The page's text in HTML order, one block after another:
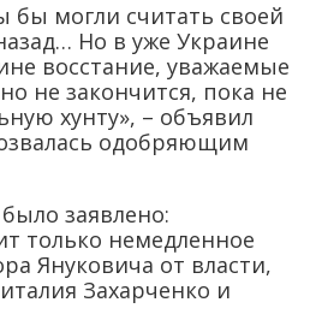
бы могли считать своей
Но в уже Украине
восстание, уважаемые
не закончится, пока не
хунту», – объявил
одобряющим
заявлено:
только немедленное
Януковича от власти,
Захарченко и